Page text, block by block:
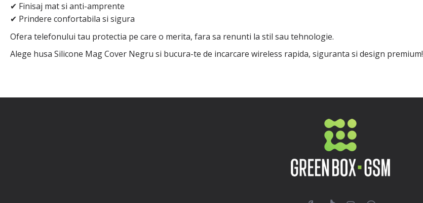
✔ Finisaj mat si anti-amprente
✔ Prindere confortabila si sigura
Ofera telefonului tau protectia pe care o merita, fara sa renunti la stil sau tehnologie.
Alege husa Silicone Mag Cover Negru si bucura-te de incarcare wireless rapida, siguranta si design premium!